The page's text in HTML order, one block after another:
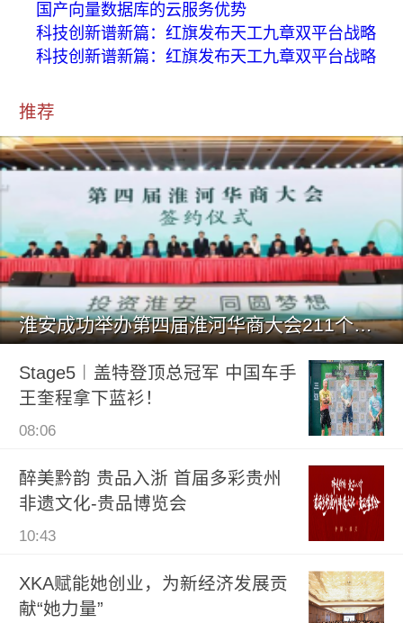
国产向量数据库的云服务优势
科技创新谱新篇：红旗发布天工九章双平台战略
科技创新谱新篇：红旗发布天工九章双平台战略
推荐
淮安成功举办第四届淮河华商大会211个签约项目 总投资1486.
Stage5︱盖特登顶总冠军 中国车手
王奎程拿下蓝衫！
08:06
醉美黔韵 贵品入浙 首届多彩贵州
非遗文化-贵品博览会
10:43
XKA赋能她创业，为新经济发展贡
献“她力量”